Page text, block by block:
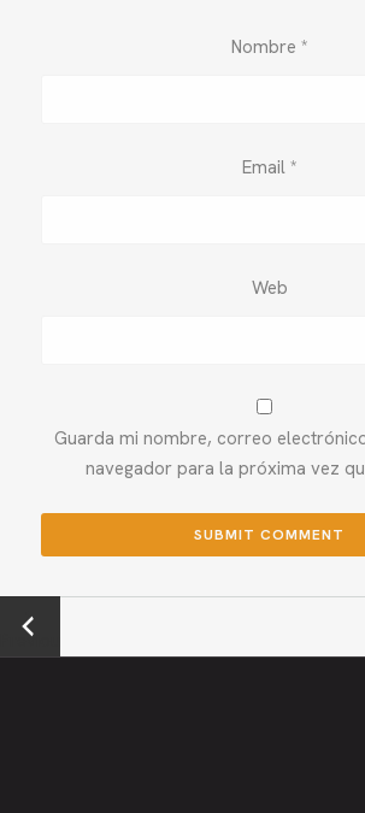
Nombre *
Email *
Web
Guarda mi nombre, correo
navegador para la próxima vez
←
Previou